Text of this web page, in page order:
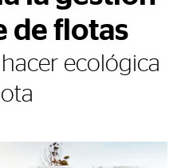
de flotas
ecológica